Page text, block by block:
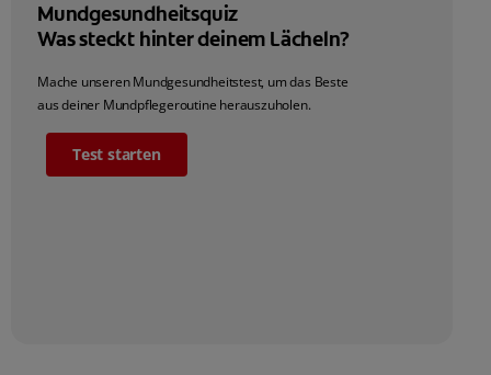
Mundgesundheitsquiz
Was steckt hinter deinem Lächeln?
Mache unseren Mundgesundheitstest, um das Beste
aus deiner Mundpflegeroutine herauszuholen.
Test starten